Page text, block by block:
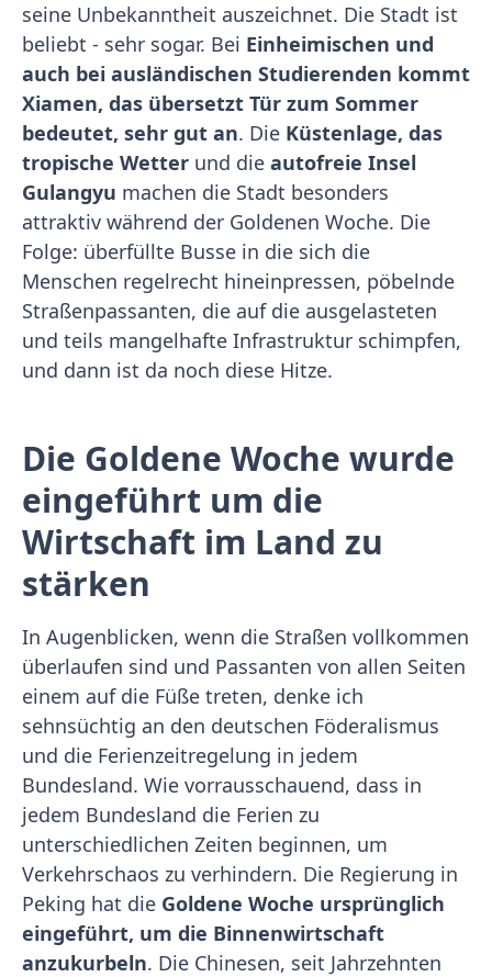
seine Unbekanntheit auszeichnet. Die Stadt ist
beliebt - sehr sogar. Bei Einheimischen und
auch bei ausländischen Studierenden kommt
Xiamen, das übersetzt Tür zum Sommer
bedeutet, sehr gut an. Die Küstenlage, das
tropische Wetter und die autofreie Insel
Gulangyu machen die Stadt besonders
attraktiv während der Goldenen Woche. Die
Folge: überfüllte Busse in die sich die
Menschen regelrecht hineinpressen, pöbelnde
Straßenpassanten, die auf die ausgelasteten
und teils mangelhafte Infrastruktur schimpfen,
und dann ist da noch diese Hitze.
Die Goldene Woche wurde
eingeführt um die
Wirtschaft im Land zu
stärken
In Augenblicken, wenn die Straßen vollkommen
überlaufen sind und Passanten von allen Seiten
einem auf die Füße treten, denke ich
sehnsüchtig an den deutschen Föderalismus
und die Ferienzeitregelung in jedem
Bundesland. Wie vorrausschauend, dass in
jedem Bundesland die Ferien zu
unterschiedlichen Zeiten beginnen, um
Verkehrschaos zu verhindern. Die Regierung in
Peking hat die Goldene Woche ursprünglich
eingeführt, um die Binnenwirtschaft
anzukurbeln. Die Chinesen, seit Jahrzehnten